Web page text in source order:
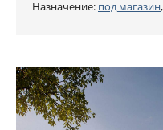
Назначение: под магазин,